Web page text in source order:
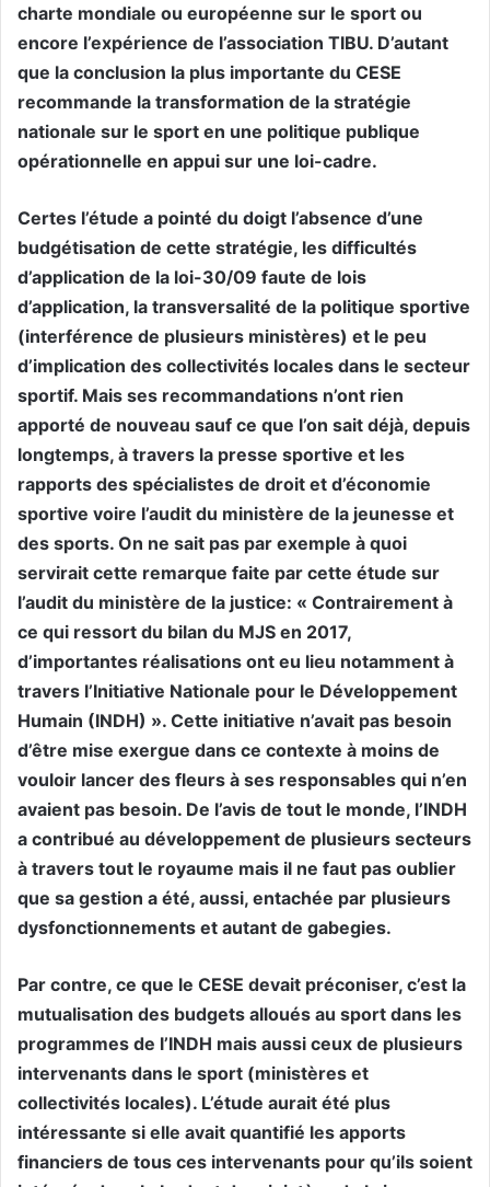
charte mondiale ou européenne sur le sport ou
encore l’expérience de l’association TIBU. D’autant
que la conclusion la plus importante du CESE
recommande la transformation de la stratégie
nationale sur le sport en une politique publique
opérationnelle en appui sur une loi-cadre.
Certes l’étude a pointé du doigt l’absence d’une
budgétisation de cette stratégie, les difficultés
d’application de la loi-30/09 faute de lois
d’application, la transversalité de la politique sportive
(interférence de plusieurs ministères) et le peu
d’implication des collectivités locales dans le secteur
sportif. Mais ses recommandations n’ont rien
apporté de nouveau sauf ce que l’on sait déjà, depuis
longtemps, à travers la presse sportive et les
rapports des spécialistes de droit et d’économie
sportive voire l’audit du ministère de la jeunesse et
des sports. On ne sait pas par exemple à quoi
servirait cette remarque faite par cette étude sur
l’audit du ministère de la justice: « Contrairement à
ce qui ressort du bilan du MJS en 2017,
d’importantes réalisations ont eu lieu notamment à
travers l’Initiative Nationale pour le Développement
Humain (INDH) ». Cette initiative n’avait pas besoin
d’être mise exergue dans ce contexte à moins de
vouloir lancer des fleurs à ses responsables qui n’en
avaient pas besoin. De l’avis de tout le monde, l’INDH
a contribué au développement de plusieurs secteurs
à travers tout le royaume mais il ne faut pas oublier
que sa gestion a été, aussi, entachée par plusieurs
dysfonctionnements et autant de gabegies.
Par contre, ce que le CESE devait préconiser, c’est la
mutualisation des budgets alloués au sport dans les
programmes de l’INDH mais aussi ceux de plusieurs
intervenants dans le sport (ministères et
collectivités locales). L’étude aurait été plus
intéressante si elle avait quantifié les apports
financiers de tous ces intervenants pour qu’ils soient